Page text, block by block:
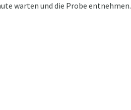
warten und die Probe entnehmen.